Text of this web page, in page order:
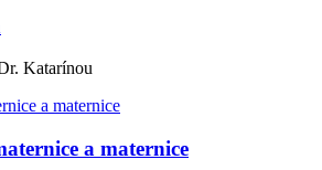
Katarínou
a maternice